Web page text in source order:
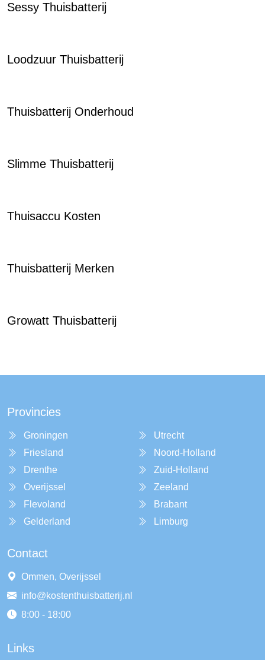
Sessy Thuisbatterij
Loodzuur Thuisbatterij
Thuisbatterij Onderhoud
Slimme Thuisbatterij
Thuisaccu Kosten
Thuisbatterij Merken
Growatt Thuisbatterij
Provincies
Groningen
Friesland
Drenthe
Overijssel
Flevoland
Gelderland
Utrecht
Noord-Holland
Zuid-Holland
Zeeland
Brabant
Limburg
Contact
Ommen, Overijssel
info@kostenthuisbatterij.nl
8:00 - 18:00
Links